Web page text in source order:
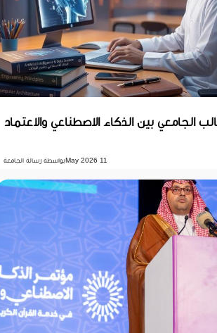
الجامعي بين الذكاء الاصطناعي والاعتماد
11 May 2026 بواسطة رسالة الجامعة